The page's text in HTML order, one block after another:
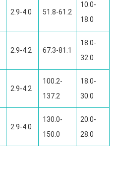
2.9-4.0 51.8-61.2
10.0-
18.0
2.9-4.2 67.3-81.1
18.0-
32.0
2.9-4.2
100.2-
137.2
18.0-
30.0
2.9-4.0
130.0-
150.0
20.0-
28.0